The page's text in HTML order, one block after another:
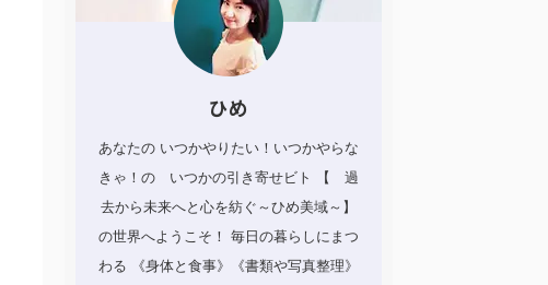
ひめ
あなたの いつかやりたい！いつかやらな
きゃ！の いつかの引き寄せビト 【 過
去から未来へと心を紡ぐ～ひめ美域～】
の世界へようこそ！ 毎日の暮らしにまつ
わる 《身体と食事》《書類や写真整理》